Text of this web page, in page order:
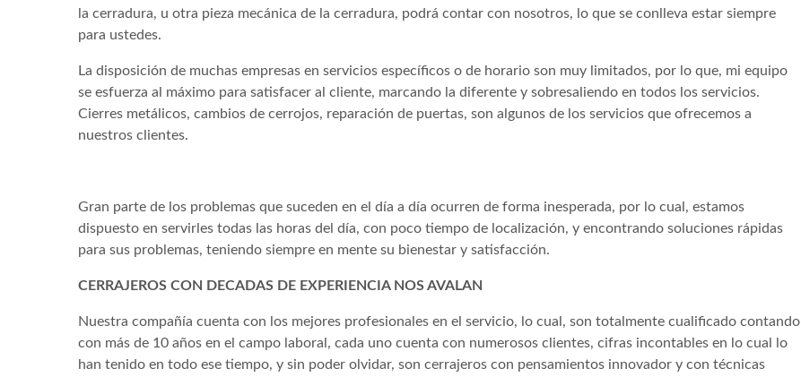
la cerradura, u otra pieza mecánica de la cerradura, podrá contar con nosotros, lo que se conlleva estar siempre
para ustedes.
La disposición de muchas empresas en servicios específicos o de horario son muy limitados, por lo que, mi equipo
se esfuerza al máximo para satisfacer al cliente, marcando la diferente y sobresaliendo en todos los servicios.
Cierres metálicos, cambios de cerrojos, reparación de puertas, son algunos de los servicios que ofrecemos a
nuestros clientes.
Gran parte de los problemas que suceden en el día a día ocurren de forma inesperada, por lo cual, estamos
dispuesto en servirles todas las horas del día, con poco tiempo de localización, y encontrando soluciones rápidas
para sus problemas, teniendo siempre en mente su bienestar y satisfacción.
CERRAJEROS CON DECADAS DE EXPERIENCIA NOS AVALAN
Nuestra compañía cuenta con los mejores profesionales en el servicio, lo cual, son totalmente cualificado contando
con más de 10 años en el campo laboral, cada uno cuenta con numerosos clientes, cifras incontables en lo cual lo
han tenido en todo ese tiempo, y sin poder olvidar, son cerrajeros con pensamientos innovador y con técnicas